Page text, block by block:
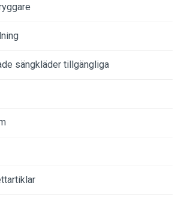
sängkläder tillgängliga